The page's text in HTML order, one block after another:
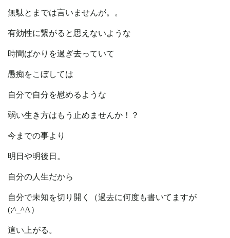
無駄とまでは言いませんが。。
有効性に繋がると思えないような
時間ばかりを過ぎ去っていて
愚痴をこぼしては
自分で自分を慰めるような
弱い生き方はもう止めませんか！？
今までの事より
明日や明後日。
自分の人生だから
自分で未知を切り開く（過去に何度も書いてますが
(;^_^A）
這い上がる。